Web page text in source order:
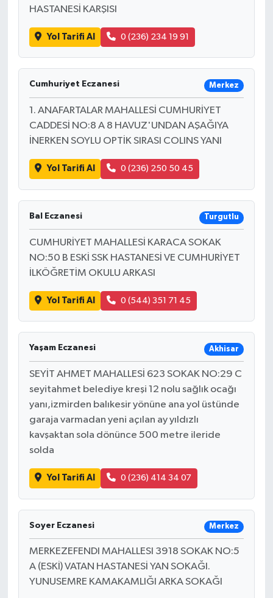
HASTANESİ KARŞISI
Yol Tarifi Al 0 (236) 234 19 91
Cumhuriyet Eczanesi Merkez
1. ANAFARTALAR MAHALLESİ CUMHURİYET
CADDESİ NO:8 A 8 HAVUZ'UNDAN AŞAĞIYA
İNERKEN SOYLU OPTİK SIRASI COLINS YANI
Yol Tarifi Al 0 (236) 250 50 45
Bal Eczanesi Turgutlu
CUMHURİYET MAHALLESİ KARACA SOKAK
NO:50 B ESKİ SSK HASTANESİ VE CUMHURİYET
İLKÖĞRETİM OKULU ARKASI
Yol Tarifi Al 0 (544) 351 71 45
Yaşam Eczanesi Akhisar
SEYİT AHMET MAHALLESİ 623 SOKAK NO:29 C
seyitahmet belediye kreşi 12 nolu sağlık ocağı
yanı,izmirden balıkesir yönüne ana yol üstünde
garaja varmadan yeni açılan ay yıldızlı
kavşaktan sola dönünce 500 metre ileride
solda
Yol Tarifi Al 0 (236) 414 34 07
Soyer Eczanesi Merkez
MERKEZEFENDI MAHALLESI 3918 SOKAK NO:5
A (ESKİ) VATAN HASTANESİ YAN SOKAĞI.
YUNUSEMRE KAMAKAMLIĞI ARKA SOKAĞI